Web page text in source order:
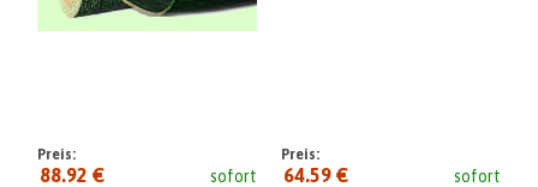
sofort
Preis:
88.92 € sofort
Preis:
64.59 €